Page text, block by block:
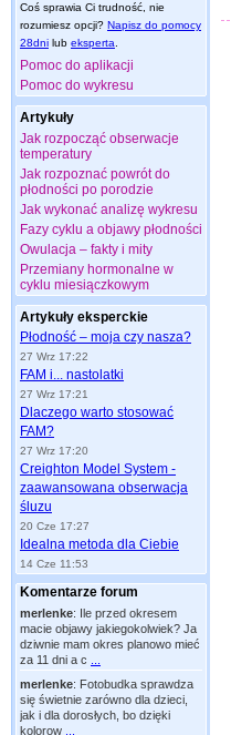
Coś sprawia Ci trudność, nie
rozumiesz opcji? Napisz do pomocy
28dni lub eksperta
Pomoc do aplikacji
Pomoc do wykresu
Artykuły
Jak rozpocząć obserwacje
temperatury
Jak rozpoznać powrót do
płodności po porodzie
Jak wykonać analizę wykresu
Fazy cyklu a objawy płodności
Owulacja – fakty i mity
Przemiany hormonalne w
cyklu miesiączkowym
Artykuły eksperckie
Płodność – moja czy nasza?
27 Wrz 17:22
FAM i... nastolatki
27 Wrz 17:21
Dlaczego warto stosować
FAM?
27 Wrz 17:20
Creighton Model System -
zaawansowana obserwacja
śluzu
20 Cze 17:27
Idealna metoda dla Ciebie
14 Cze 11:53
Komentarze forum
merlenke: Ile przed okresem
macie objawy jakiegokolwiek? Ja
dziwnie mam okres planowo mieć
za 11 dni a c
merlenke: Fotobudka sprawdza
się świetnie zarówno dla dzieci,
jak i dla dorosłych, bo dzięki
kolorow